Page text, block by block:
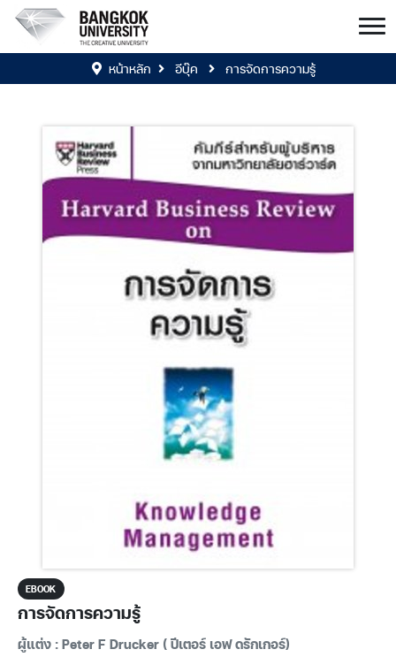
หน้าหลัก อีบุ๊ค การจัดการความรู้
EBOOK
การจัดการความรู้
ผู้แต่ง : Peter F Drucker ( ปีเตอร์ เอฟ ดรักเกอร์)